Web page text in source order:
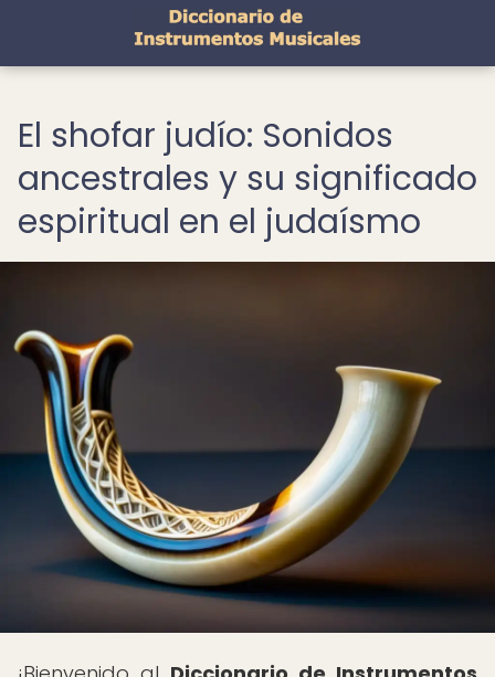
El shofar judío: Sonidos
ancestrales y su significado
espiritual en el judaísmo